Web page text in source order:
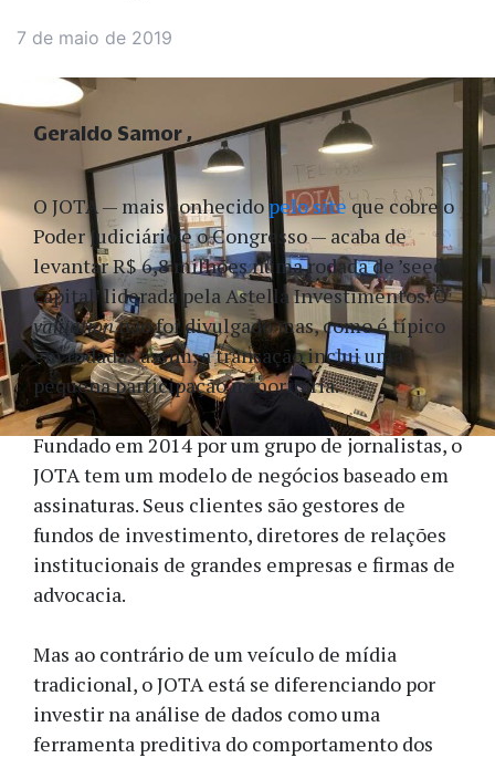
7 de maio de 2019
O JOTA — mais conhecidopelo siteque cobre o
Poder Judiciário e o Congresso — acaba de
levantar R$ 6,8 milhões numa rodada de ’seed
capital’ liderada pela Astella Investimentos. O
valuationnão foi divulgado mas, como é típico
em rodadas assim, a transação inclui uma
pequena participação minoritária.
Fundado em 2014 por um grupo de jornalistas, o
JOTA tem um modelo de negócios baseado em
assinaturas. Seus clientes são gestores de
fundos de investimento, diretores de relações
institucionais de grandes empresas e firmas de
advocacia.
Mas ao contrário de um veículo de mídia
tradicional, o JOTA está se diferenciando por
investir na análise de dados como uma
ferramenta preditiva do comportamento dos
Geraldo Samor